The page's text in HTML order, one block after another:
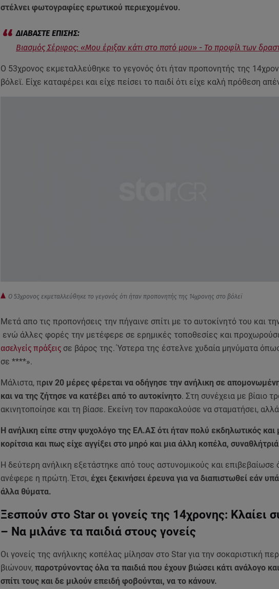
στέλνει φωτογραφίες ερωτικού περιεχομένου.
Βιασμός Σέριφος: «Μου έριξαν κάτι στο ποτό μου» - Το προφίλ των
Ο 53χρονος εκμεταλλεύθηκε το γεγονός ότι ήταν προπονητής της
βόλεϊ. Είχε καταφέρει και είχε πείσει το παιδί ότι είχε καλή πρόθεση
Ο 53χρονος εκμεταλλεύθηκε το γεγονός ότι ήταν προπονητής της 14χρονης στο βόλεϊ
Μετά απο τις προπονήσεις την πήγαινε σπίτι με το αυτοκίνητό του και
ενώ άλλες φορές την μετέφερε σε ερημικές τοποθεσίες και
ασελγείς πράξειςσε βάρος της. Ύστερα της έστελνε χυδαία μηνύματα
σε ****».
Μάλιστα, πριν 20 μέρες φέρεται να οδήγησε την ανήλικη σε
και να της ζήτησε να κατέβει από το αυτοκίνητο. Στη συνέχεια με βίαιο
ακινητοποίησε και τη βίασε. Εκείνη τον παρακαλούσε να σταματήσει,
Η ανήλικη είπε στην ψυχολόγο της ΕΛ.ΑΣ ότι ήταν πολύ εκδηλωτικός και
κορίτσια και πως είχε αγγίξει στο μηρό και μια άλλη κοπέλα,
Η δεύτερη ανήλικη εξετάστηκε από τους αστυνομικούς και επιβεβαίωσε
ανέφερε η πρώτη. Έτσι, έχει ξεκινήσει έρευνα για να διαπιστωθεί εάν
άλλα θύματα.
Ξεσπούν στο Star οι γονείς της 14χρονης: Κλαίει
– Να μιλάνε τα παιδιά στους γονείς
Οι γονείς της ανήλικης κοπέλας μίλησαν στο Star για την σοκαριστική
βιώνουν, παροτρύνοντας όλα τα παιδιά που έχουν βιώσει κάτι ανάλογο
σπίτι τους και δε μιλούν επειδή φοβούνται, να το κάνουν.